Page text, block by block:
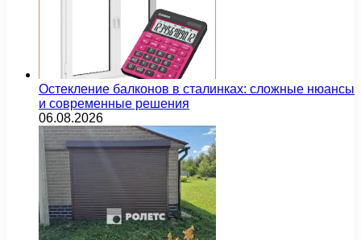
Остекление балконов в сталинках: сложные нюансы
и современные решения
06.08.2026